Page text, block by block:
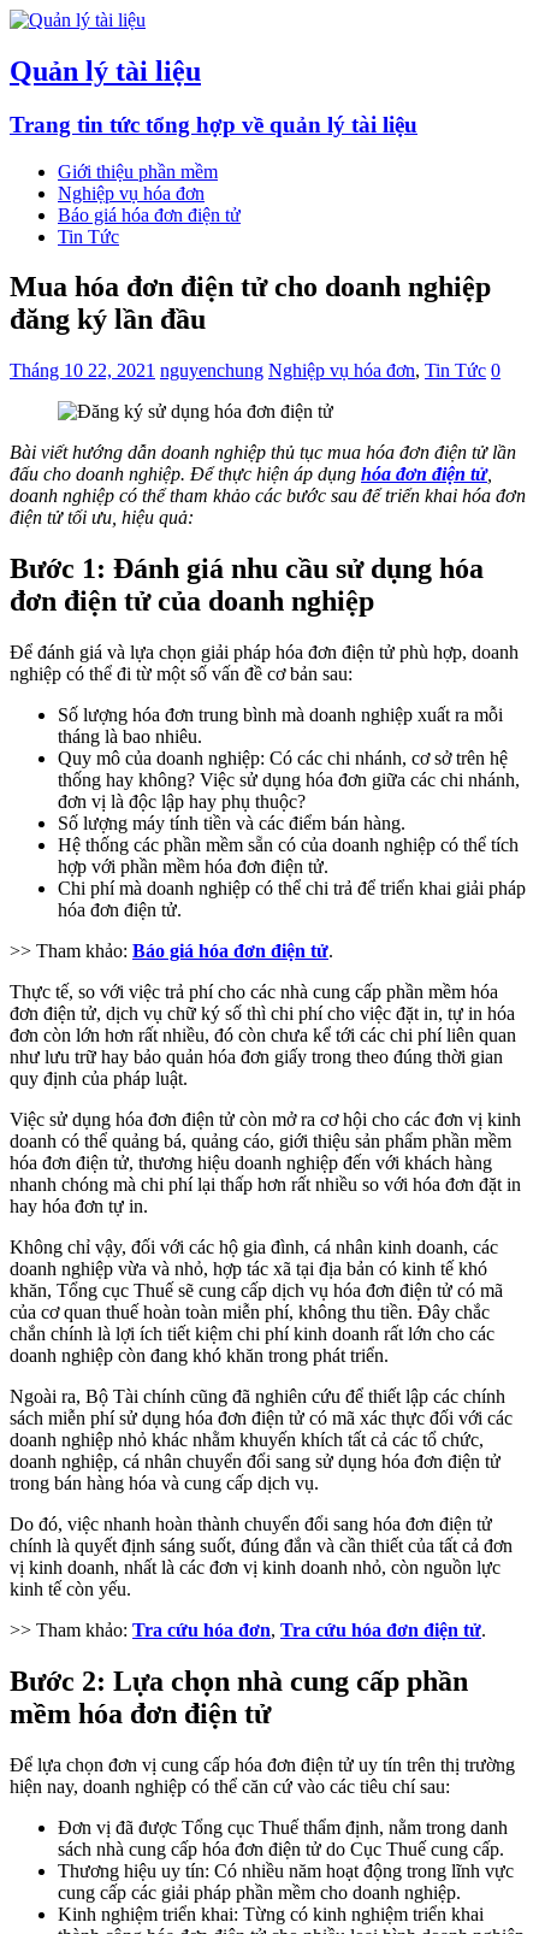
Quản lý tài liệu
Trang tin tức tổng hợp về quản lý tài liệu
Giới thiệu phần mềm
Nghiệp vụ hóa đơn
Báo giá hóa đơn điện tử
Tin Tức
Mua hóa đơn điện tử cho doanh nghiệp
đăng ký lần đầu
Tháng 10 22, 2021 nguyenchung Nghiệp vụ hóa đơn, Tin Tức 0
Bài viết hướng dẫn doanh nghiệp thủ tục mua hóa đơn điện tử lần
đấu cho doanh nghiệp. Để thực hiện áp dụng hóa đơn điện tử,
doanh nghiệp có thể tham khảo các bước sau để triển khai hóa đơn
điện tử tối ưu, hiệu quả:
Bước 1: Đánh giá nhu cầu sử dụng hóa
đơn điện tử của doanh nghiệp
Để đánh giá và lựa chọn giải pháp hóa đơn điện tử phù hợp, doanh
nghiệp có thể đi từ một số vấn đề cơ bản sau:
Số lượng hóa đơn trung bình mà doanh nghiệp xuất ra mỗi
tháng là bao nhiêu.
Quy mô của doanh nghiệp: Có các chi nhánh, cơ sở trên hệ
thống hay không? Việc sử dụng hóa đơn giữa các chi nhánh,
đơn vị là độc lập hay phụ thuộc?
Số lượng máy tính tiền và các điểm bán hàng.
Hệ thống các phần mềm sẵn có của doanh nghiệp có thể tích
hợp với phần mềm hóa đơn điện tử.
Chi phí mà doanh nghiệp có thể chi trả để triển khai giải pháp
hóa đơn điện tử.
>> Tham khảo: Báo giá hóa đơn điện tử.
Thực tế, so với việc trả phí cho các nhà cung cấp phần mềm hóa
đơn điện tử, dịch vụ chữ ký số thì chi phí cho việc đặt in, tự in hóa
đơn còn lớn hơn rất nhiều, đó còn chưa kể tới các chi phí liên quan
như lưu trữ hay bảo quản hóa đơn giấy trong theo đúng thời gian
quy định của pháp luật.
Việc sử dụng hóa đơn điện tử còn mở ra cơ hội cho các đơn vị kinh
doanh có thể quảng bá, quảng cáo, giới thiệu sản phẩm phần mềm
hóa đơn điện tử, thương hiệu doanh nghiệp đến với khách hàng
nhanh chóng mà chi phí lại thấp hơn rất nhiều so với hóa đơn đặt in
hay hóa đơn tự in.
Không chỉ vậy, đối với các hộ gia đình, cá nhân kinh doanh, các
doanh nghiệp vừa và nhỏ, hợp tác xã tại địa bản có kinh tế khó
khăn, Tổng cục Thuế sẽ cung cấp dịch vụ hóa đơn điện tử có mã
của cơ quan thuế hoàn toàn miễn phí, không thu tiền. Đây chắc
chắn chính là lợi ích tiết kiệm chi phí kinh doanh rất lớn cho các
doanh nghiệp còn đang khó khăn trong phát triển.
Ngoài ra, Bộ Tài chính cũng đã nghiên cứu để thiết lập các chính
sách miễn phí sử dụng hóa đơn điện tử có mã xác thực đối với các
doanh nghiệp nhỏ khác nhằm khuyến khích tất cả các tổ chức,
doanh nghiệp, cá nhân chuyển đổi sang sử dụng hóa đơn điện tử
trong bán hàng hóa và cung cấp dịch vụ.
Do đó, việc nhanh hoàn thành chuyển đổi sang hóa đơn điện tử
chính là quyết định sáng suốt, đúng đắn và cần thiết của tất cả đơn
vị kinh doanh, nhất là các đơn vị kinh doanh nhỏ, còn nguồn lực
kinh tế còn yếu.
>> Tham khảo: Tra cứu hóa đơn, Tra cứu hóa đơn điện tử.
Bước 2: Lựa chọn nhà cung cấp phần
mềm hóa đơn điện tử
Để lựa chọn đơn vị cung cấp hóa đơn điện tử uy tín trên thị trường
hiện nay, doanh nghiệp có thể căn cứ vào các tiêu chí sau:
Đơn vị đã được Tổng cục Thuế thẩm định, nằm trong danh
sách nhà cung cấp hóa đơn điện tử do Cục Thuế cung cấp.
Thương hiệu uy tín: Có nhiều năm hoạt động trong lĩnh vực
cung cấp các giải pháp phần mềm cho doanh nghiệp.
Kinh nghiệm triển khai: Từng có kinh nghiệm triển khai